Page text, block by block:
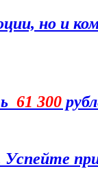
но и
61 300